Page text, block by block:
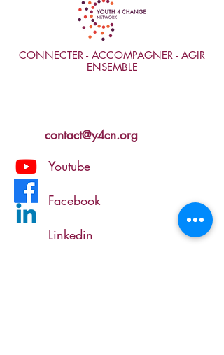
CONNECTER - ACCOMPAGNER - AGIR
ENSEMBLE
contact@y4cn.org
Youtube
Facebook
Linkedin